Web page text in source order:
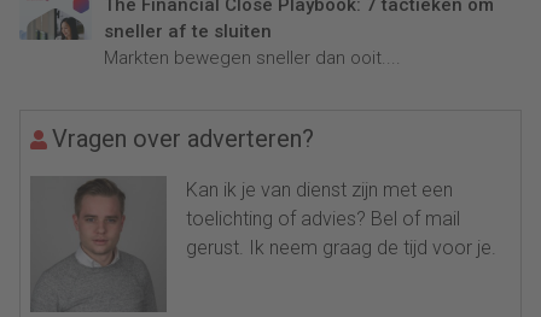
The Financial Close Playbook: 7 tactieken om
sneller af te sluiten
Markten bewegen sneller dan ooit....
Vragen over adverteren?
Kan ik je van dienst zijn met een
toelichting of advies? Bel of mail
gerust. Ik neem graag de tijd voor je.